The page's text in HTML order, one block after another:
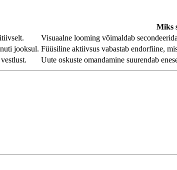
Miks
Visuaalne looming võimaldab
jooksul. Füüsiline aktiivsus vabastab endorfiine,
Uute oskuste omandamine suurendab